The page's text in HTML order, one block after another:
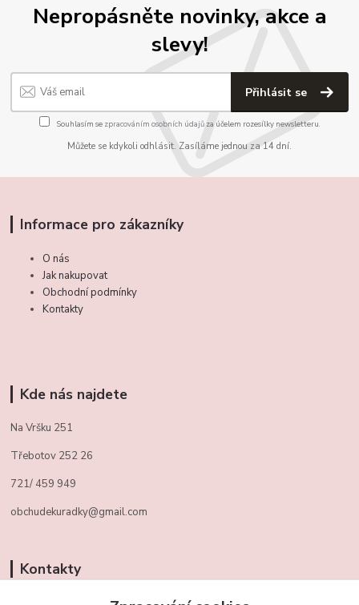
Nepropásněte novinky, akce a
slevy!
Přihlásit se
Souhlasím se zpracováním osobních údajůza účelem rozesílky newsletteru.
Můžete se kdykoli odhlásit. Zasíláme jednou za 14 dní.
Informace pro zákazníky
O nás
Jak nakupovat
Obchodní podmínky
Kontakty
Kde nás najdete
Na Vršku 251
Třebotov 252 26
721/ 459 949
obchudekuradky@gmail.com
Kontakty